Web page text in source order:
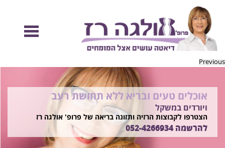
Previous
להיות מוכנות לקיץ הזה ולזה שאחריו!
בשיטת ד"ר אולגה רז
רוצים ללמוד איך?
התקשרו 052-4266934
אוכלים טעים ובריא ללא תחושת רעב
ויורדים במשקל
הצטרפו לקבוצות הרזיה ותזונה בריאה של פרופ' אולגה רז
להרשמה052-4266934